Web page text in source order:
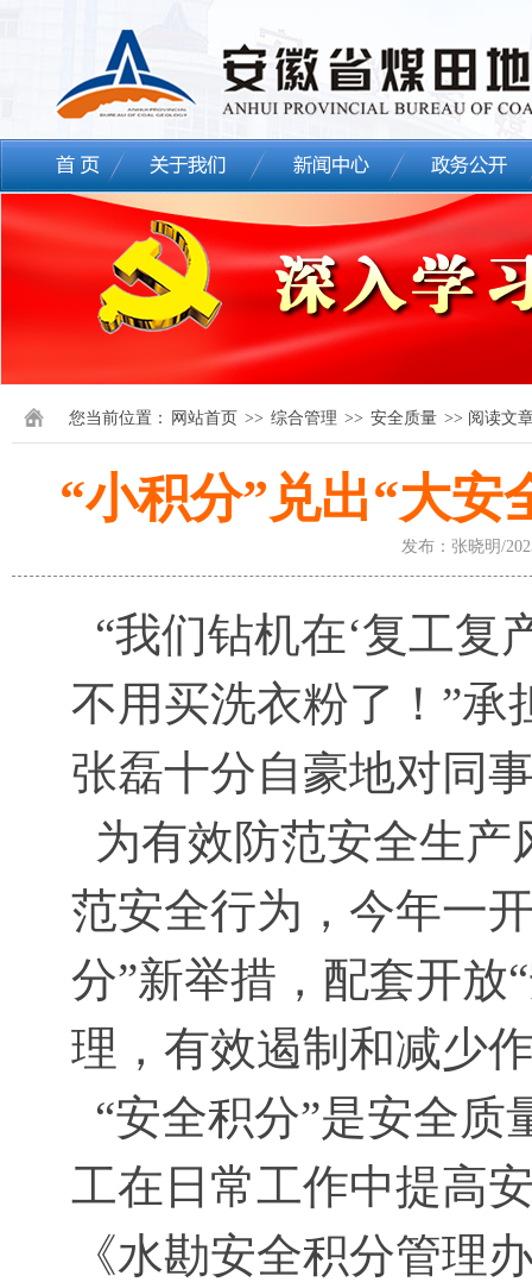
您当前位置： 网站首页 >> 综合管理 >> 安全质量 >> 阅读文
“小积分”兑出“大
发布：张晓明/
“我们钻机在‘复工复
不用买洗衣粉了！”承
张磊十分自豪地对同
为有效防范安全生
范安全行为，今年一
分”新举措，配套开放
理，有效遏制和减少
“安全积分”是安全
工在日常工作中提高
《水勘安全积分管理